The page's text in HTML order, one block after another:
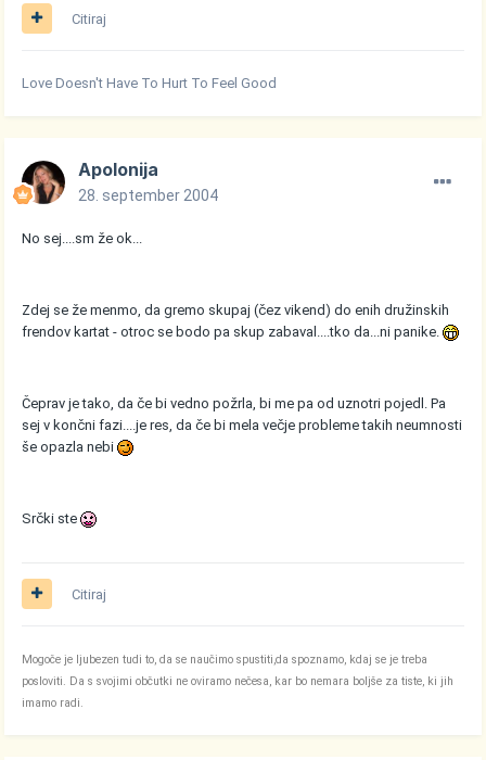
Citiraj
Love Doesn't Have To Hurt To Feel Good
Apolonija
28. september 2004
No sej....sm že ok...
Zdej se že menmo, da gremo skupaj (čez vikend) do enih družinskih
frendov kartat - otroc se bodo pa skup zabaval....tko da...ni panike.
Čeprav je tako, da če bi vedno požrla, bi me pa od uznotri pojedl. Pa
sej v končni fazi....je res, da če bi mela večje probleme takih neumnosti
še opazla nebi
Srčki ste
Citiraj
Mogoče je ljubezen tudi to, da se naučimo spustiti,da spoznamo, kdaj se je treba
posloviti. Da s svojimi občutki ne oviramo nečesa, kar bo nemara boljše za tiste, ki jih
imamo radi.